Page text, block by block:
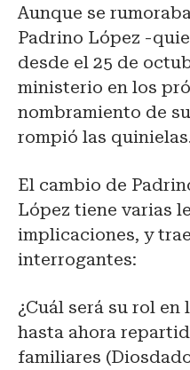
Aunque se
Padrino López -
desde el 25 de
ministerio en los
nombramiento de
rompió las
El cambio de
López tiene varias
implicaciones, y
interrogantes:
¿Cuál será su rol
hasta ahora
familiares